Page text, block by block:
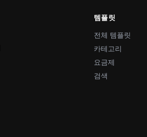
템플릿
전체 템플릿
카테고리
요금제
검색